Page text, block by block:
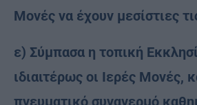
Μονές να έχουν μεσίστιες
ε) Σύμπασα η τοπική
ιδιαιτέρως οι Ιερές Μονές,
πνευματικό συναγερμό